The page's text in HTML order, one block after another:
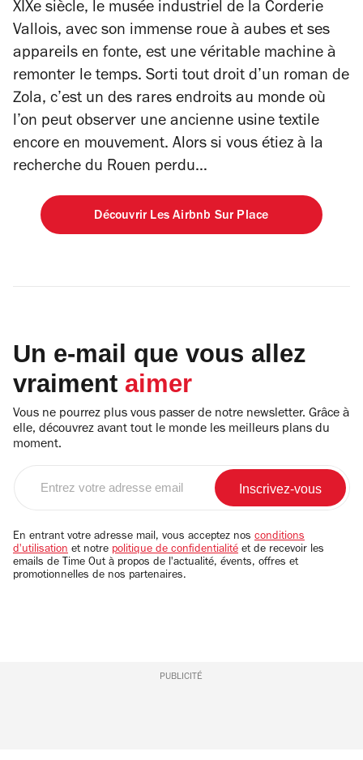
XIXe siècle, le musée industriel de la Corderie
Vallois, avec son immense roue à aubes et ses
appareils en fonte, est une véritable machine à
remonter le temps. Sorti tout droit d’un roman de
Zola, c’est un des rares endroits au monde où
l’on peut observer une ancienne usine textile
encore en mouvement. Alors si vous étiez à la
recherche du Rouen perdu…
Découvrir Les Airbnb Sur Place
Un e-mail que vous allez
vraiment aimer
Vous ne pourrez plus vous passer de notre newsletter. Grâce à
elle, découvrez avant tout le monde les meilleurs plans du
moment.
email
En entrant votre adresse mail, vous acceptez nos conditions
d'utilisation et notre politique de confidentialité et de recevoir les
emails de Time Out à propos de l'actualité, évents, offres et
promotionnelles de nos partenaires.
PUBLICITÉ